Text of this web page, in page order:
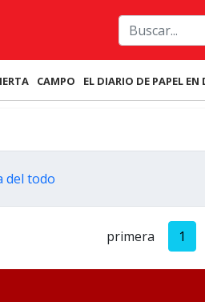
CAMPO EL DIARIO DE PAPEL
del todo
primera 1